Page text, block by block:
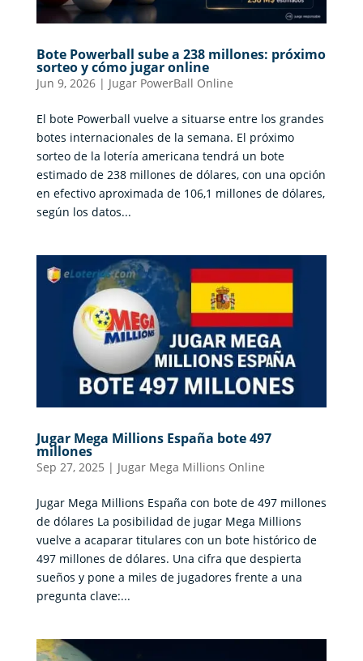
Bote Powerball sube a 238 millones: próximo
sorteo y cómo jugar online
Jun 9, 2026| Jugar PowerBall Online
El bote Powerball vuelve a situarse entre los grandes
botes internacionales de la semana. El próximo
sorteo de la lotería americana tendrá un bote
estimado de 238 millones de dólares, con una opción
en efectivo aproximada de 106,1 millones de dólares,
según los datos...
Jugar Mega Millions España bote 497
millones
Sep 27, 2025 | Jugar Mega Millions Online
Jugar Mega Millions España con bote de 497 millones
de dólares La posibilidad de jugar Mega Millions
vuelve a acaparar titulares con un bote histórico de
497 millones de dólares. Una cifra que despierta
sueños y pone a miles de jugadores frente a una
pregunta clave:...